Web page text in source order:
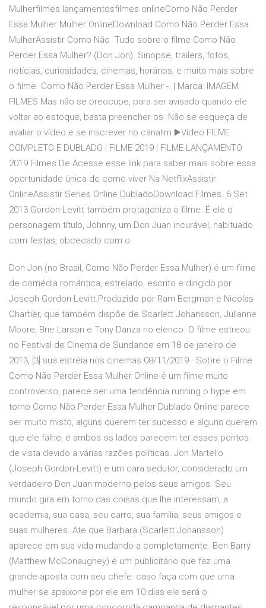
Mulherfilmes lançamentosfilmes onlineComo Não Perder
Essa Mulher Mulher OnlineDownload Como Não Perder Essa
MulherAssistir Como Não Tudo sobre o filme Como Não
Perder Essa Mulher? (Don Jon). Sinopse, trailers, fotos,
notícias, curiosidades, cinemas, horários, e muito mais sobre
o filme Como Não Perder Essa Mulher -. | Marca: IMAGEM
FILMES Mas não se preocupe, para ser avisado quando ele
voltar ao estoque, basta preencher os Não se esqueça de
avaliar o vídeo e se inscrever no canal!m ▶️Vídeo FILME
COMPLETO E DUBLADO | FILME 2019 | FILME LANÇAMENTO
2019 Filmes De Acesse esse link para saber mais sobre essa
oportunidade única de como viver Na NetflixAssistir
OnlineAssistir Series Online DubladoDownload Filmes. 6 Set
2013 Gordon-Levitt também protagoniza o filme. É ele o
personagem título, Johnny, um Don Juan incurável, habituado
com festas, obcecado com o
Don Jon (no Brasil, Como Não Perder Essa Mulher) é um filme
de comédia romântica, estrelado, escrito e dirigido por
Joseph Gordon-Levitt.Produzido por Ram Bergman e Nicolas
Chartier, que também dispõe de Scarlett Johansson, Julianne
Moore, Brie Larson e Tony Danza no elenco. O filme estreou
no Festival de Cinema de Sundance em 18 de janeiro de
2013, [3] sua estréia nos cinemas 08/11/2019 · Sobre o Filme
Como Não Perder Essa Mulher Online é um filme muito
controverso, parece ser uma tendência running o hype em
torno Como Não Perder Essa Mulher Dublado Online parece
ser muito misto, alguns querem ter sucesso e alguns querem
que ele falhe, e ambos os lados parecem ter esses pontos
de vista devido a várias razões políticas. Jon Martello
(Joseph Gordon-Levitt) e um cara sedutor, considerado um
verdadeiro Don Juan moderno pelos seus amigos. Seu
mundo gira em torno das coisas que lhe interessam, a
academia, sua casa, seu carro, sua familia, seus amigos e
suas mulheres. Ate que Barbara (Scarlett Johansson)
aparece em sua vida mudando-a completamente. Ben Barry
(Matthew McConaughey) é um publicitário que faz uma
grande aposta com seu chefe: caso faça com que uma
mulher se apaixone por ele em 10 dias ele será o